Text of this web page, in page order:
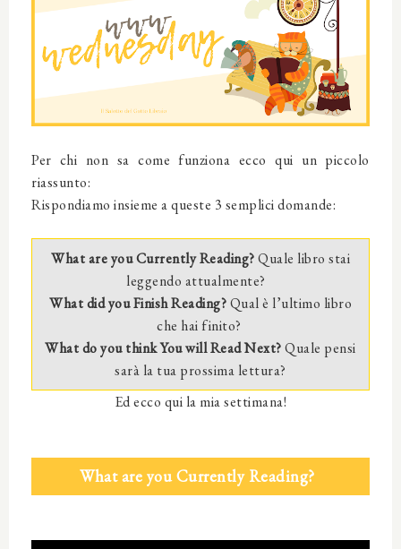
Per chi non sa come funziona ecco qui un piccolo
riassunto:
Rispondiamo insieme a queste 3 semplici domande:
What are you Currently Reading?Quale libro stai
leggendo attualmente?
What did you Finish Reading?Qual è l’ultimo libro
che hai finito?
What do you think You will Read Next?Quale pensi
sarà la tua prossima lettura?
Ed ecco qui la mia settimana!
What are you Currently Reading?